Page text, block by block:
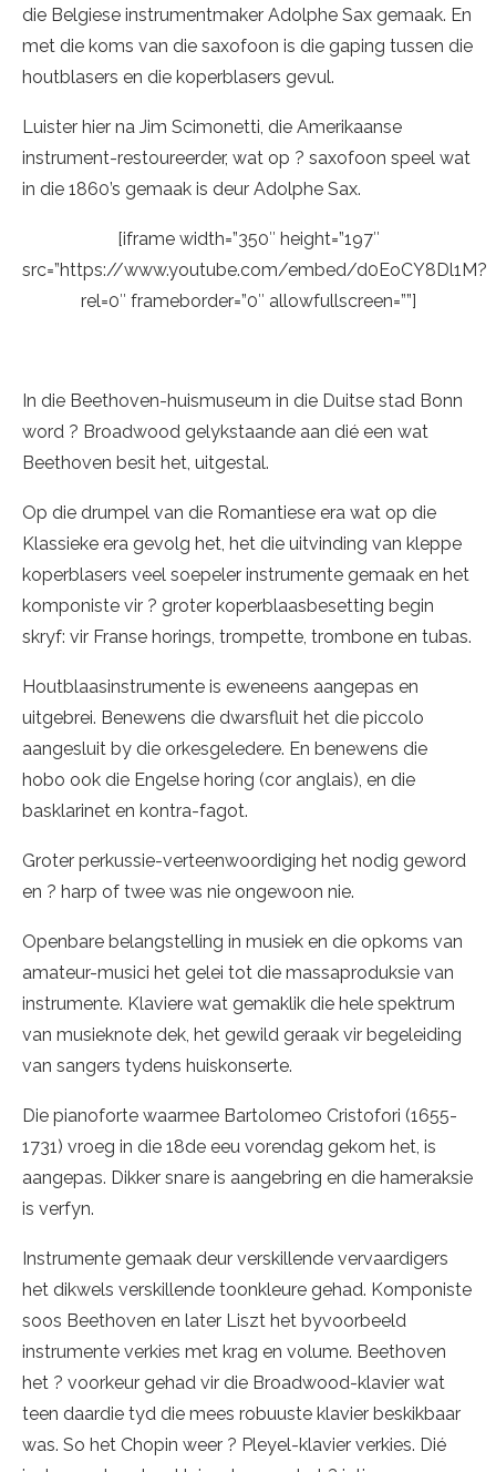
die Belgiese instrumentmaker Adolphe Sax gemaak. En
met die koms van die saxofoon is die gaping tussen die
houtblasers en die koperblasers gevul.
Luister hier na Jim Scimonetti, die Amerikaanse
instrument-restoureerder, wat op ? saxofoon speel wat
in die 1860’s gemaak is deur Adolphe Sax.
[iframe width=”350″ height=”197″
src=”https://www.youtube.com/embed/d0EoCY8Dl1M?
rel=0″ frameborder=”0″ allowfullscreen=””]
In die Beethoven-huismuseum in die Duitse stad Bonn
word ? Broadwood gelykstaande aan dié een wat
Beethoven besit het, uitgestal.
Op die drumpel van die Romantiese era wat op die
Klassieke era gevolg het, het die uitvinding van kleppe
koperblasers veel soepeler instrumente gemaak en het
komponiste vir ? groter koperblaasbesetting begin
skryf: vir Franse horings, trompette, trombone en tubas.
Houtblaasinstrumente is eweneens aangepas en
uitgebrei. Benewens die dwarsfluit het die piccolo
aangesluit by die orkesgeledere. En benewens die
hobo ook die Engelse horing (cor anglais), en die
basklarinet en kontra-fagot.
Groter perkussie-verteenwoordiging het nodig geword
en ? harp of twee was nie ongewoon nie.
Openbare belangstelling in musiek en die opkoms van
amateur-musici het gelei tot die massaproduksie van
instrumente. Klaviere wat gemaklik die hele spektrum
van musieknote dek, het gewild geraak vir begeleiding
van sangers tydens huiskonserte.
Die pianoforte waarmee Bartolomeo Cristofori (1655-
1731) vroeg in die 18de eeu vorendag gekom het, is
aangepas. Dikker snare is aangebring en die hameraksie
is verfyn.
Instrumente gemaak deur verskillende vervaardigers
het dikwels verskillende toonkleure gehad. Komponiste
soos Beethoven en later Liszt het byvoorbeeld
instrumente verkies met krag en volume. Beethoven
het ? voorkeur gehad vir die Broadwood-klavier wat
teen daardie tyd die mees robuuste klavier beskikbaar
was. So het Chopin weer ? Pleyel-klavier verkies. Dié